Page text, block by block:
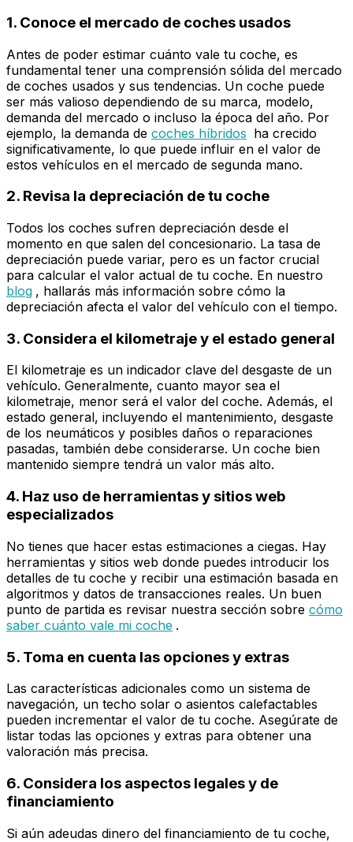
1. Conoce el mercado de coches usados
Antes de poder estimar cuánto vale tu coche, es
fundamental tener una comprensión sólida del mercado
de coches usados y sus tendencias. Un coche puede
ser más valioso dependiendo de su marca, modelo,
demanda del mercado o incluso la época del año. Por
ejemplo, la demanda de coches híbridos ha crecido
significativamente, lo que puede influir en el valor de
estos vehículos en el mercado de segunda mano.
2. Revisa la depreciación de tu coche
Todos los coches sufren depreciación desde el
momento en que salen del concesionario. La tasa de
depreciación puede variar, pero es un factor crucial
para calcular el valor actual de tu coche. En nuestro
blog , hallarás más información sobre cómo la
depreciación afecta el valor del vehículo con el tiempo.
3. Considera el kilometraje y el estado general
El kilometraje es un indicador clave del desgaste de un
vehículo. Generalmente, cuanto mayor sea el
kilometraje, menor será el valor del coche. Además, el
estado general, incluyendo el mantenimiento, desgaste
de los neumáticos y posibles daños o reparaciones
pasadas, también debe considerarse. Un coche bien
mantenido siempre tendrá un valor más alto.
4. Haz uso de herramientas y sitios web
especializados
No tienes que hacer estas estimaciones a ciegas. Hay
herramientas y sitios web donde puedes introducir los
detalles de tu coche y recibir una estimación basada en
algoritmos y datos de transacciones reales. Un buen
punto de partida es revisar nuestra sección sobre cómo
saber cuánto vale mi coche .
5. Toma en cuenta las opciones y extras
Las características adicionales como un sistema de
navegación, un techo solar o asientos calefactables
pueden incrementar el valor de tu coche. Asegúrate de
listar todas las opciones y extras para obtener una
valoración más precisa.
6. Considera los aspectos legales y de
financiamiento
Si aún adeudas dinero del financiamiento de tu coche,